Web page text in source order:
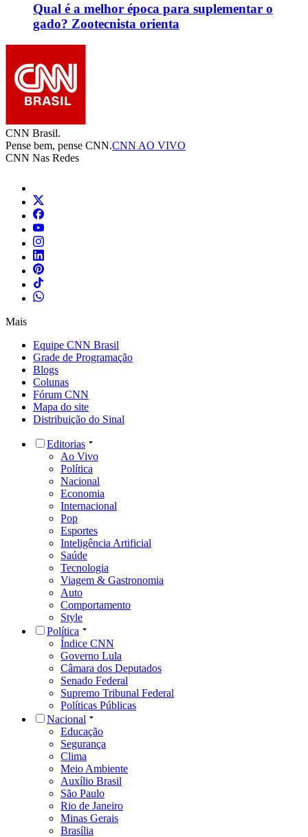
Qual é a melhor época para suplementar o
gado? Zootecnista orienta
CNN Brasil.
Pense bem, pense CNN.CNN AO VIVO
CNN Nas Redes
Mais
Equipe CNN Brasil
Grade de Programação
Blogs
Colunas
Fórum CNN
Mapa do site
Distribuição do Sinal
Editorias
Ao Vivo
Política
Nacional
Economia
Internacional
Pop
Esportes
Inteligência Artificial
Saúde
Tecnologia
Viagem & Gastronomia
Auto
Comportamento
Style
Política
Índice CNN
Governo Lula
Câmara dos Deputados
Senado Federal
Supremo Tribunal Federal
Políticas Públicas
Nacional
Educação
Segurança
Clima
Meio Ambiente
Auxílio Brasil
São Paulo
Rio de Janeiro
Minas Gerais
Brasília